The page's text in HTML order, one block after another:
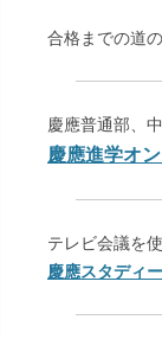
合格までの道
慶應普通部、
慶應進学オ
テレビ会議を
慶應スタディ